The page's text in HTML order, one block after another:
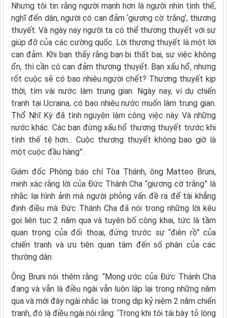
Nhưng tôi tin rằng người mạnh hơn là người nhìn tình thế,
nghĩ đến dân, người có can đảm ‘giương cờ trắng’, thương
thuyết. Và ngày nay người ta có thể thương thuyết với sự
giúp đỡ của các cường quốc. Lời thương thuyết là một lời
can đảm. Khi bạn thấy rằng bạn bị thất bại, sự việc không
ổn, thì cần có can đảm thương thuyết. Bạn xấu hổ, nhưng
rốt cuộc sẽ có bao nhiêu người chết? Thương thuyết kịp
thời, tìm vài nước làm trung gian. Ngày nay, ví dụ chiến
tranh tại Ucraina, có bao nhiêu nước muốn làm trung gian.
Thổ Nhĩ Kỳ đã tình nguyện làm công việc này. Và những
nước khác. Các bạn đừng xấu hổ thương thuyết trước khi
tình thế tệ hơn... Cuộc thương thuyết không bao giờ là
một cuộc đầu hàng”.
Giám đốc Phòng báo chí Tòa Thánh, ông Matteo Bruni,
minh xác rằng lời của Đức Thánh Cha “giương cờ trắng” là
nhắc lại hình ảnh mà người phỏng vấn đề ra để tái khẳng
định điều mà Đức Thánh Cha đã nói trong những lời kêu
gọi liên tục 2 năm qua và tuyên bố công khai, tức là tầm
quan trọng của đối thoại, đứng trước sự “điên rồ” của
chiến tranh và ưu tiên quan tâm đến số phận của các
thường dân.
Ông Bruni nói thêm rằng: “Mong ước của Đức Thánh Cha
đang và vẫn là điều ngài vẫn luôn lập lại trong những năm
qua và mới đây ngài nhắc lại trong dịp kỷ niệm 2 năm chiến
tranh, đó là điều ngài nói rằng: ‘Trong khi tôi tái bày tỏ lòng